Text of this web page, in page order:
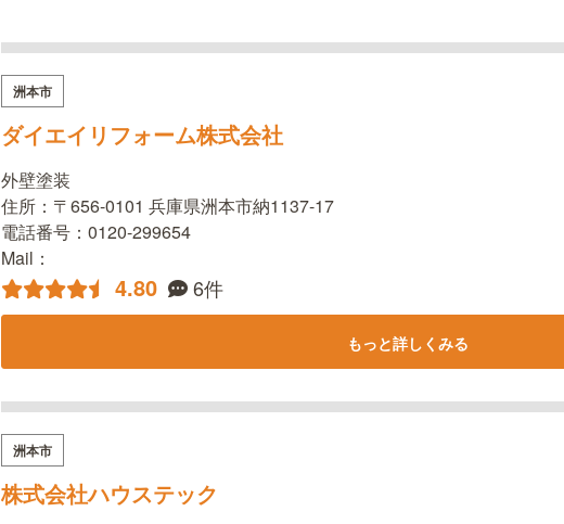
洲本市
ダイエイリフォーム株式会社
外壁塗装
住所：〒656-0101 兵庫県洲本市納1137-17
電話番号：0120-299654
Mail：
4.80 6件
もっと詳しくみる
洲本市
株式会社ハウステック